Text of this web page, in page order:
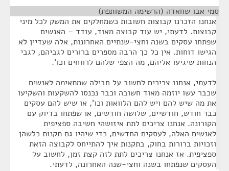
סמי אבו שחאדה (הרשימה המשותפת)
אנחנו הזכרנו קבוצות חשובות כשמחלקים את המשק לכל מיני
קבוצות. לדעתי, יש עוד קבוצה מאוד, עודד – האנשים
שפתחו עסקים בשנה וחצי-שנתיים האחרונות, אלה שעדיין לא
הגישו דוחות. אין כל כך הרבה מספרים ברורים לגביהם, לגבי
הנחות שיגיעו אליהם, מה הצפי שלהם לרווחים וכו'.
לדעתי, אנחנו צריכים לחשוב על חבילה שמתאימה לאנשים
שכבר עשו יוזמה מאוד חשובה וכבר נכנסו להשקעות והשקיעו
את מה שיש להם ויש להם הלוואות וכו', או שיש להם עסקים
כבר חודש, חודשיים, שלושה חודשים, או שפתחו בדיוק עם
הקורונה. אנחנו צריכים לתת איזושהי חשיבה ספציפית
לאנשים האלה, לעסקים החדשים, כדי שיהיו גם תקנות כלשהן
וזכויות ברורות בחוק, בתקנות איך להתייחס לקבוצה הזאת
ספציפית. אז אנחנו צריכים לתת לזה קצת זמן, לחשוב על
העסקים שנפתחו בשנה וחצי-שנה האחרונה, לדעתי.